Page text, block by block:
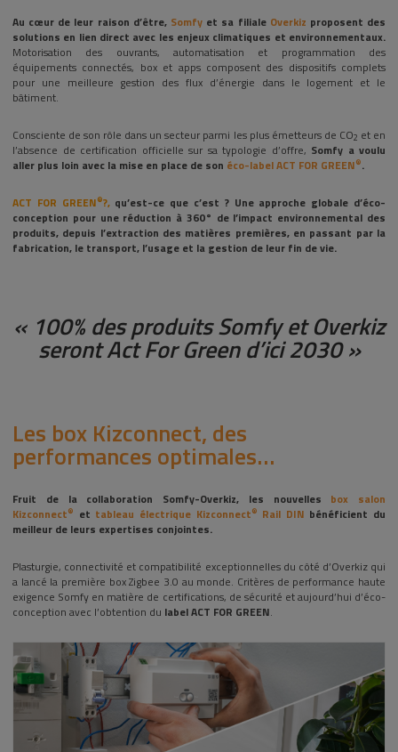
Au cœur de leur raison d’être, Somfy et sa filiale Overkiz proposent des
solutions en lien direct avec les enjeux climatiques et environnementaux.
Motorisation des ouvrants, automatisation et programmation des
équipements connectés, box et apps composent des dispositifs complets
pour une meilleure gestion des flux d’énergie dans le logement et le
bâtiment.
Consciente de son rôle dans un secteur parmi les plus émetteurs de CO2 et en
l’absence de certification officielle sur sa typologie d’offre, Somfy a voulu
aller plus loin avec la mise en place de son éco-label ACT FOR GREEN®.
ACT FOR GREEN®?, qu’est-ce que c’est ? Une approche globale d’éco-
conception pour une réduction à 360° de l’impact environnemental des
produits, depuis l’extraction des matières premières, en passant par la
fabrication, le transport, l’usage et la gestion de leur fin de vie.
« 100% des produits Somfy et Overkiz
seront Act For Green d’ici 2030 »
Les box Kizconnect, des
performances optimales…
Fruit de la collaboration Somfy-Overkiz, les nouvelles box salon
Kizconnect® et tableau électrique Kizconnect® Rail DIN bénéficient du
meilleur de leurs expertises conjointes.
Plasturgie, connectivité et compatibilité exceptionnelles du côté d’Overkiz qui
a lancé la première box Zigbee 3.0 au monde. Critères de performance haute
exigence Somfy en matière de certifications, de sécurité et aujourd’hui d’éco-
conception avec l’obtention du label ACT FOR GREEN.